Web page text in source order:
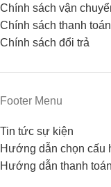
Chính sách vận
Chính sách thanh toán
Chính sách đổi trả
Footer Menu
Tin tức sự kiện
Hướng dẫn chọn cấu
Hướng dẫn thanh toán